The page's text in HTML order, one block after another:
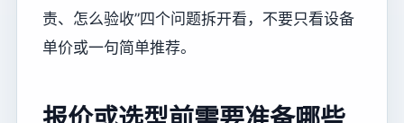
责、怎么验收”四个问题拆开看，不要只看设备
单价或一句简单推荐。